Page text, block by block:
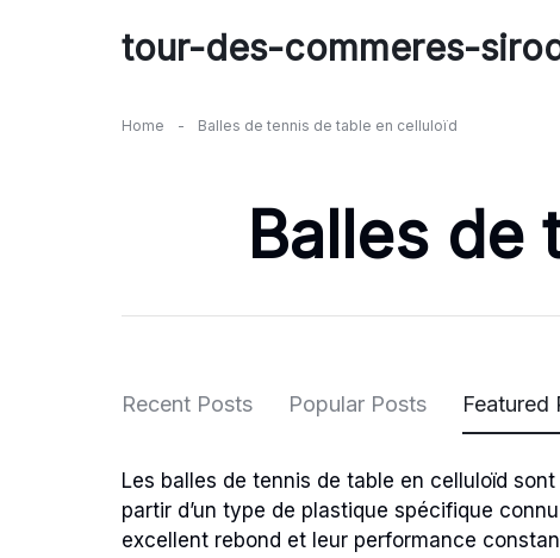
tour-des-commeres-
Home - Balles de tennis de table en celluloïd
Balles de
Recent Posts Popular Posts Featured
Les balles de tennis de table en celluloïd
partir d’un type de plastique spécifique
excellent rebond et leur performance